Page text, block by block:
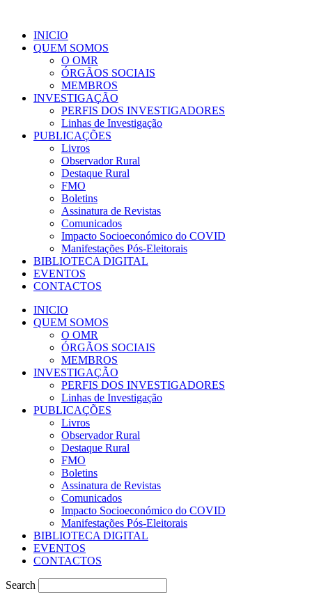
INICIO
QUEM SOMOS
O OMR
ÓRGÃOS SOCIAIS
MEMBROS
INVESTIGAÇÃO
PERFIS DOS INVESTIGADORES
Linhas de Investigação
PUBLICAÇÕES
Livros
Observador Rural
Destaque Rural
FMO
Boletins
Assinatura de Revistas
Comunicados
Impacto Socioeconómico do COVID
Manifestações Pós-Eleitorais
BIBLIOTECA DIGITAL
EVENTOS
CONTACTOS
INICIO
QUEM SOMOS
O OMR
ÓRGÃOS SOCIAIS
MEMBROS
INVESTIGAÇÃO
PERFIS DOS INVESTIGADORES
Linhas de Investigação
PUBLICAÇÕES
Livros
Observador Rural
Destaque Rural
FMO
Boletins
Assinatura de Revistas
Comunicados
Impacto Socioeconómico do COVID
Manifestações Pós-Eleitorais
BIBLIOTECA DIGITAL
EVENTOS
CONTACTOS
Search